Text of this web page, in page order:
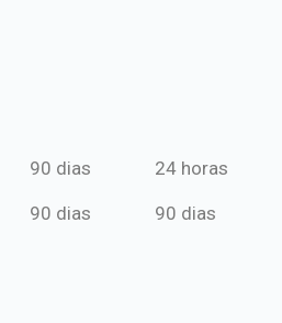
90 dias 24 horas
90 dias 90 dias